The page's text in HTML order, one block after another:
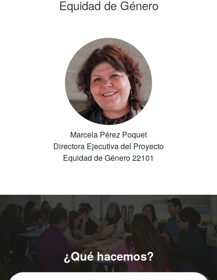
Equidad de Género
Marcela Pérez Poquet
Directora Ejecutiva del Proyecto
Equidad de Género 22101
¿Qué hacemos?